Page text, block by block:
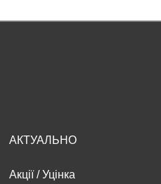
АКТУАЛЬНО
Акції/Уцінка